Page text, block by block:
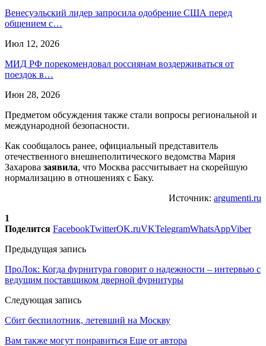
Венесуэльский лидер запросила одобрение США перед
общением с…
Июл 12, 2026
МИД РФ порекомендовал россиянам воздерживаться от
поездок в…
Июн 28, 2026
Предметом обсуждения также стали вопросы региональной и
международной безопасности.
Как сообщалось ранее, официальный представитель
отечественного внешнеполитического ведомства Мария
Захарова заявила, что Москва рассчитывает на скорейшую
нормализацию в отношениях с Баку.
Источник: argumenti.ru
1
Поделится FacebookTwitterOK.ruVKTelegramWhatsAppViber
Предыдущая запись
ПроЛок: Когда фурнитура говорит о надежности – интервью с
ведущим поставщиком дверной фурнитуры
Следующая запись
Сбит беспилотник, летевший на Москву
Вам также могут понравиться Еще от автора